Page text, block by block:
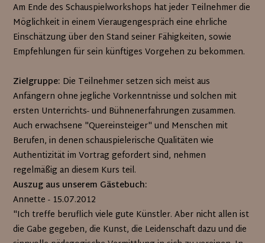
Am Ende des Schauspielworkshops hat jeder Teilnehmer die
Möglichkeit in einem Vieraugengespräch eine ehrliche
Einschätzung über den Stand seiner Fähigkeiten, sowie
Empfehlungen für sein künftiges Vorgehen zu bekommen.
Zielgruppe: Die Teilnehmer setzen sich meist aus
Anfängern ohne jegliche Vorkenntnisse und solchen mit
ersten Unterrichts- und Bühnenerfahrungen zusammen.
Auch erwachsene "Quereinsteiger" und Menschen mit
Berufen, in denen schauspielerische Qualitäten wie
Authentizität im Vortrag gefordert sind, nehmen
regelmäßig an diesem Kurs teil.
Auszug aus unserem Gästebuch:
Annette - 15.07.2012
"Ich treffe beruflich viele gute Künstler. Aber nicht allen ist
die Gabe gegeben, die Kunst, die Leidenschaft dazu und die